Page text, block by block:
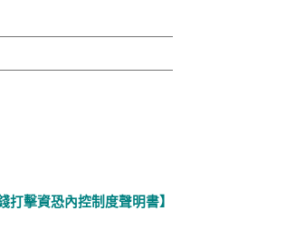
打擊資恐內控制度聲明書】